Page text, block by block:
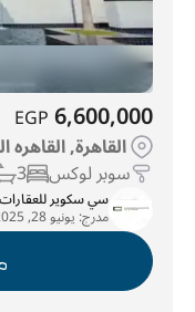
6,600,000
EGP
القاهرة,
سوبر لوكس 3
سي سكوير للعقارات
مدرج: يونيو 28, 2025